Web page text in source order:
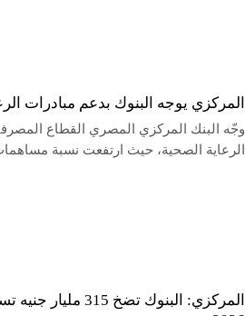
المركزي يوجه البنوك بدعم مبادرات
وجّه البنك المركزي المصري القطاع
الرعاية الصحية، حيث ارتفعت نسبة
المركزي: البنوك